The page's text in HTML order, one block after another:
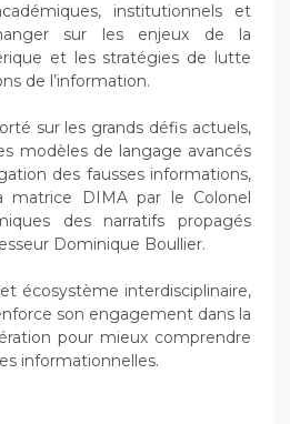
institutionnels et
sur les enjeux de la
et les stratégies de lutte
de l’information.
sur les grands défis actuels,
modèles de langage avancés
des fausses informations,
matrice DIMA par le Colonel
des narratifs propagés
Dominique Boullier.
écosystème interdisciplinaire,
son engagement dans la
pour mieux comprendre
informationnelles.